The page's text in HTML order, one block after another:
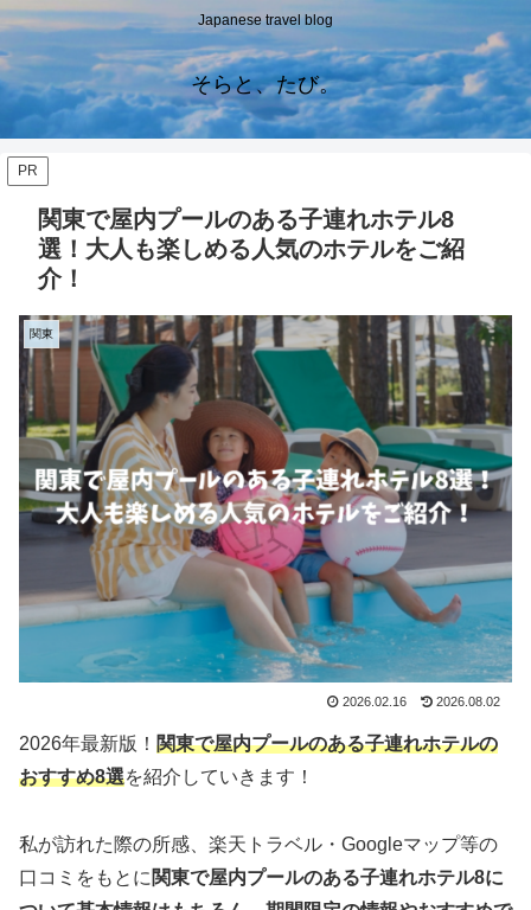
Japanese travel blog
そらと、たび。
PR
関東で屋内プールのある子連れホテル8
選！大人も楽しめる人気のホテルをご紹
介！
関東
2026.02.16 2026.08.02
2026年最新版！ 関東で屋内プールのある子連れホテルの
おすすめ8選を紹介していきます！
私が訪れた際の所感、楽天トラベル・Googleマップ等の
口コミをもとに 関東で屋内プールのある子連れホテル8に